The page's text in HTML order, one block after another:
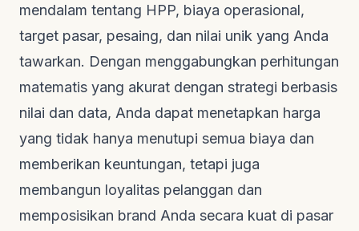
mendalam tentang HPP, biaya operasional,
target pasar, pesaing, dan nilai unik yang Anda
tawarkan. Dengan menggabungkan perhitungan
matematis yang akurat dengan strategi berbasis
nilai dan data, Anda dapat menetapkan harga
yang tidak hanya menutupi semua biaya dan
memberikan keuntungan, tetapi juga
membangun loyalitas pelanggan dan
memposisikan brand Anda secara kuat di pasar